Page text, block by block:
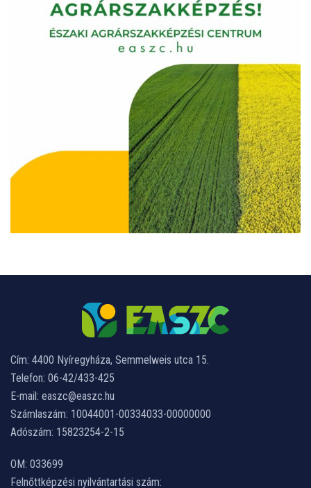
Cím: 4400 Nyíregyháza, Semmelweis utca 15.
Telefon: 06-42/433-425
E-mail: easzc@easzc.hu
Számlaszám: 10044001-00334033-00000000
Adószám: 15823254-2-15
OM: 033699
Felnőttképzési nyilvántartási szám: